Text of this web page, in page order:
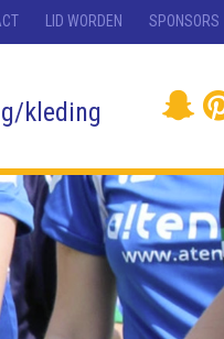
LID WORDEN SPONSORS
kleding